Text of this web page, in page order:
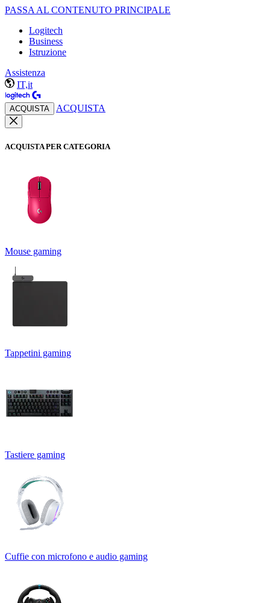
PASSA AL CONTENUTO PRINCIPALE
Logitech
Business
Istruzione
Assistenza
IT,it
ACQUISTA ACQUISTA
ACQUISTA PER CATEGORIA
Mouse gaming
Tappetini gaming
Tastiere gaming
Cuffie con microfono e audio gaming